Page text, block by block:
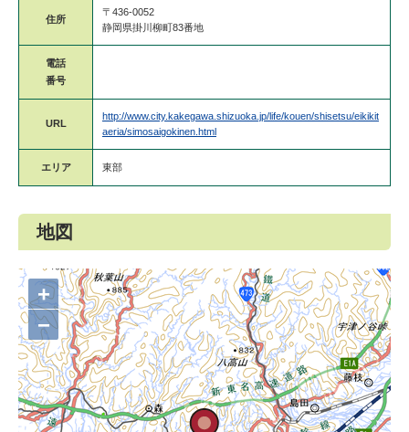
住所
〒436-0052
静岡県掛川柳町83番地
電話
番号
URL
http://www.city.kakegawa.shizuoka.jp/life/kouen/shisetsu/eikikit
aeria/simosaigokinen.html
エリア 東部
地図
+
−